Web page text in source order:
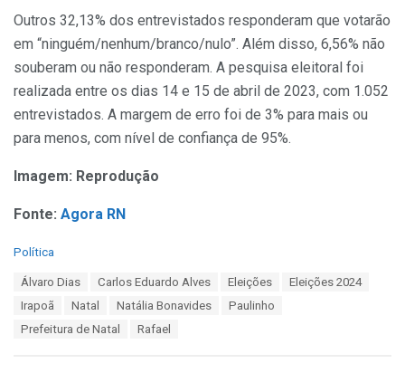
Outros 32,13% dos entrevistados responderam que votarão
em “ninguém/nenhum/branco/nulo”. Além disso, 6,56% não
souberam ou não responderam. A pesquisa eleitoral foi
realizada entre os dias 14 e 15 de abril de 2023, com 1.052
entrevistados. A margem de erro foi de 3% para mais ou
para menos, com nível de confiança de 95%.
Imagem: Reprodução
Fonte: Agora RN
C
Política
Álvaro Dias Carlos Eduardo Alves Eleições
Eleições 2024
Irapoã
Natal Natália Bonavides
Paulinho
Prefeitura de Natal
Rafael